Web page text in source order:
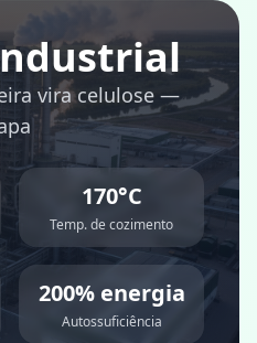
vira celulose —
170°C
Temp. de cozimento
200% energia
Autossuficiência